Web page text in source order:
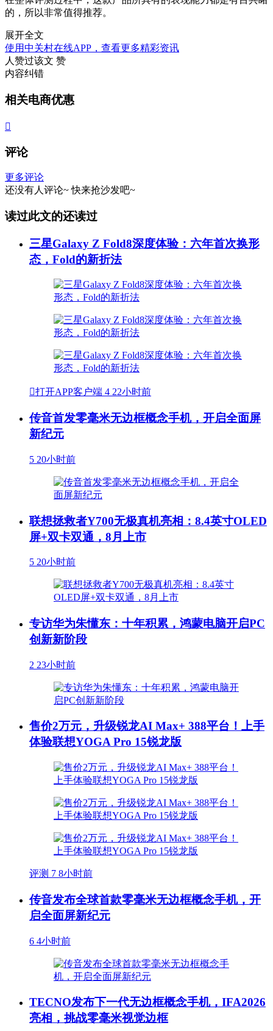
的，所以非常值得推荐。
展开全文
使用中关村在线APP，查看更多精彩资讯
人赞过该文 赞
内容纠错
相关电商优惠

评论
更多评论
还没有人评论~ 快来抢沙发吧~
读过此文的还读过
三星Galaxy Z Fold8深度体验：六年首次换形
态，Fold的新折法
打开APP客户端 4 22小时前
传音首发零毫米无边框概念手机，开启全面屏
新纪元
5 20小时前
联想拯救者Y700无极真机亮相：8.4英寸OLED
屏+双卡双通，8月上市
5 20小时前
专访华为朱懂东：十年积累，鸿蒙电脑开启PC
创新新阶段
2 23小时前
售价2万元，升级锐龙AI Max+ 388平台！上手
体验联想YOGA Pro 15锐龙版
评测 7 8小时前
传音发布全球首款零毫米无边框概念手机，开
启全面屏新纪元
6 4小时前
TECNO发布下一代无边框概念手机，IFA2026
亮相，挑战零毫米视觉边框